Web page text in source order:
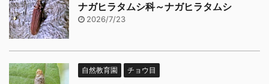
ナガヒラタムシ科～ナガヒラタムシ
2026/7/23
自然教育園 チョウ目